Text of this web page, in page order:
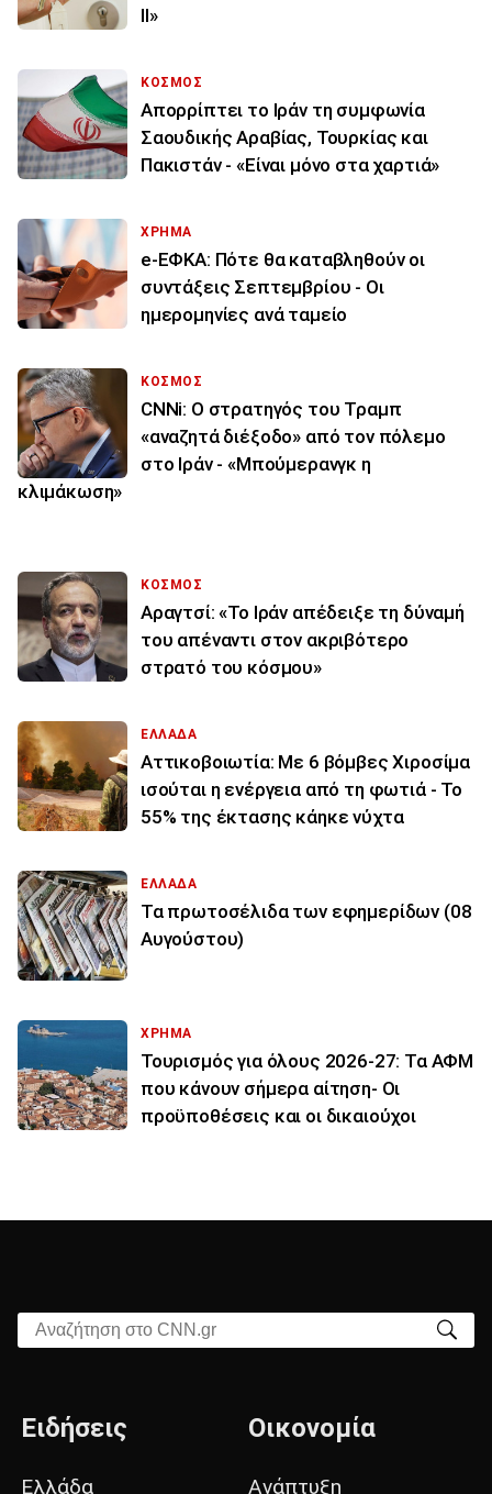
ΙΙ»
ΚΟΣΜΟΣ
Απορρίπτει το Ιράν τη συμφωνία
Σαουδικής Αραβίας, Τουρκίας και
Πακιστάν - «Είναι μόνο στα χαρτιά»
ΧΡΗΜΑ
e-ΕΦΚΑ: Πότε θα καταβληθούν οι
συντάξεις Σεπτεμβρίου - Οι
ημερομηνίες ανά ταμείο
ΚΟΣΜΟΣ
CNNi: Ο στρατηγός του Τραμπ
«αναζητά διέξοδο» από τον πόλεμο
στο Ιράν - «Μπούμερανγκ η
κλιμάκωση»
ΚΟΣΜΟΣ
Αραγτσί: «Το Ιράν απέδειξε τη δύναμή
του απέναντι στον ακριβότερο
στρατό του κόσμου»
ΕΛΛΑΔΑ
Αττικοβοιωτία: Με 6 βόμβες Χιροσίμα
ισούται η ενέργεια από τη φωτιά - Το
55% της έκτασης κάηκε νύχτα
ΕΛΛΑΔΑ
Τα πρωτοσέλιδα των εφημερίδων (08
Αυγούστου)
ΧΡΗΜΑ
Τουρισμός για όλους 2026-27: Τα ΑΦΜ
που κάνουν σήμερα αίτηση- Οι
προϋποθέσεις και οι δικαιούχοι
Αναζήτηση στο CNN.gr
Ειδήσεις
Ελλάδα
Οικονομία
Ανάπτυξη